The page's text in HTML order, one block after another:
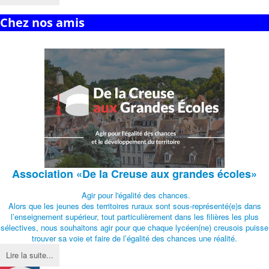
Chez nos amis
Association «De la Creuse aux grandes écoles»
Agir pour l'égalité des chances.
Alors que les jeunes des territoires ruraux sont sous-représenté(e)s dans
l’enseignement supérieur, tout particulièrement dans les filières les plus
sélectives, nous souhaitons agir pour que chaque lycéen(ne) creusois puisse
trouver sa voie et faire de l’égalité des chances une réalité.
Lire la suite...